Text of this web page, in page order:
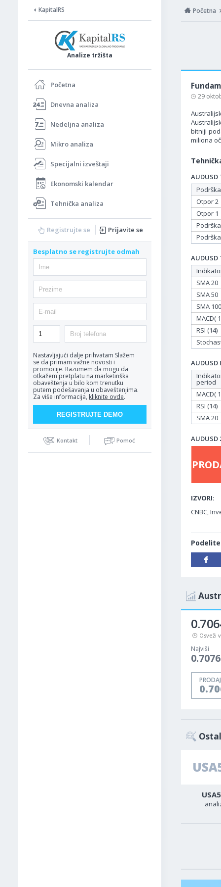
KapitalRS
Analize tržišta
Početna
Dnevna analiza
Nedeljna analiza
Mikro analiza
Specijalni izveštaji
Ekonomski kalendar
Tehnička analiza
Registrujte se Prijavite se
Besplatno se registrujte odmah
Nastavljajući dalje prihvatam Slažem
se da primam važne novosti i
promocije. Razumem da mogu da
otkažem pretplatu na marketinška
obaveštenja u bilo kom trenutku
putem podešavanja u obaveštenjima.
Za više informacija, kliknite ovde.
Kontakt Pomoć
Početna
29
bitniji
miliona
Otpor 2
Otpor 1
SMA 20
SMA 50
SMA 100
MACD(
RSI (14)
period
MACD(
RSI (14)
SMA 20
AUDUSD
IZVORI:
CNBC,
Osveži
Najviši